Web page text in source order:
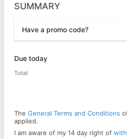
SUMMARY
Have a promo code?
Due today
Total
The General Terms and Conditions
applied.
I am aware of my 14 day right of